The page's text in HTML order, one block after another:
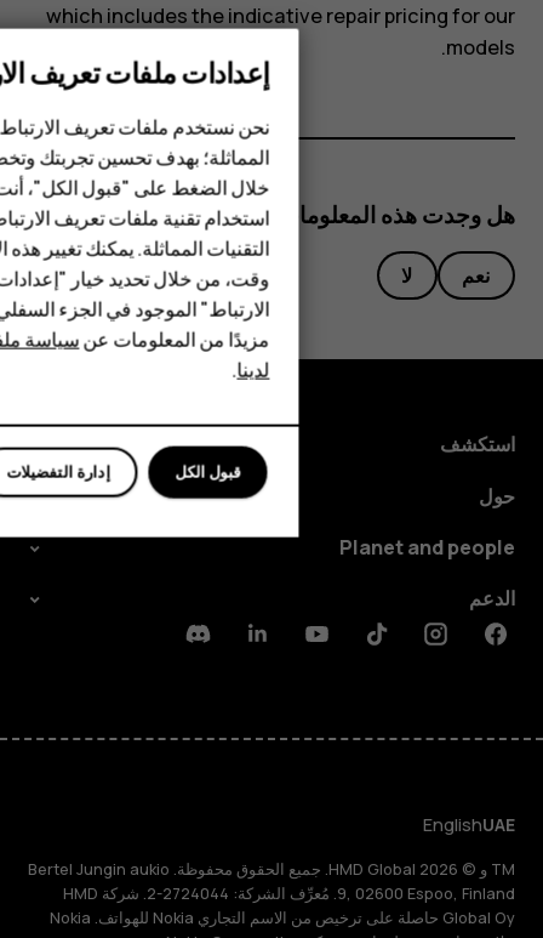
الهواتف المميزة
الأكسسوارات
HMD Terra M
HMD DUB
HMD Watch
which includes the indicative repair pricing for our
models.
هل وجدت هذه المعلومات مفيدة؟
نعم لا
استكشف
حول
Planet and people
الدعم
Facebook
Instagram
Tiktok
Youtube
Linkedin
Discord
UAE
English
TM و © 2026 HMD Global. جميع الحقوق محفوظة. Bertel Jungin aukio
9, 02600 Espoo, Finland. مُعرِّف الشركة: 2724044-2. شركة HMD
Global Oy حاصلة على ترخيص من الاسم التجاري Nokia للهواتف. Nokia
إعدادات ملفات تعريف
نحن نستخدم ملفات تعريف
المماثلة؛ بهدف تحسين تجربتك
خلال الضغط على "قبول الكل"،
استخدام تقنية ملفات تعريف
التقنيات المماثلة. يمكنك تغيير
وقت، من خلال تحديد خيار
الارتباط" الموجود في الجزء
مزيدًا من المعلومات عنسياسة
لدينا.
إدارة التفضيلات قبول الكل